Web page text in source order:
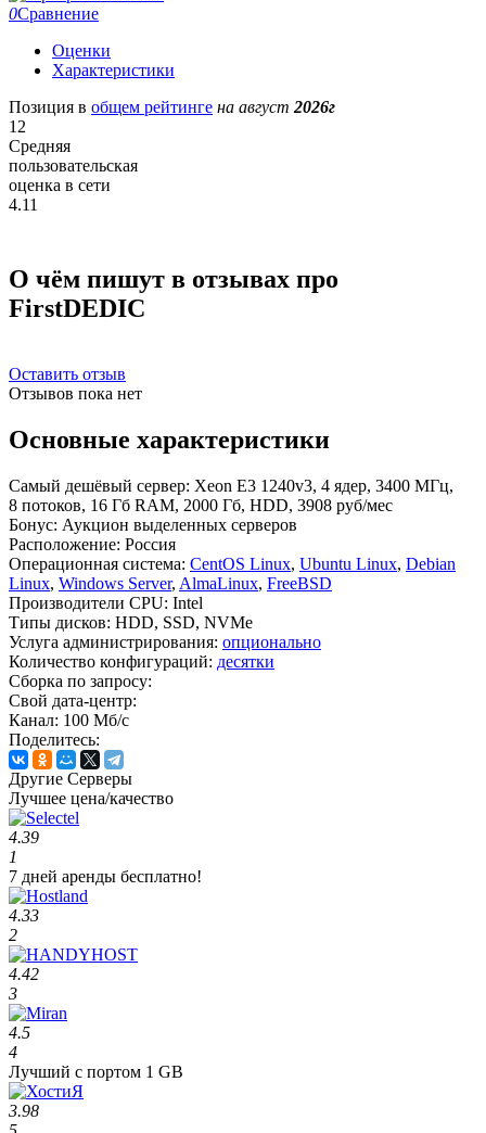
0Сравнение
Оценки
Характеристики
Позиция в общем рейтинге на август 2026г
12
Средняя
пользовательская
оценка в сети
4.11
О чём пишут в отзывах про
FirstDEDIC
Оставить отзыв
Отзывов пока нет
Основные характеристики
Самый дешёвый сервер: Xeon E3 1240v3, 4 ядер, 3400 МГц,
8 потоков, 16 Гб RAM, 2000 Гб, HDD, 3908 руб/мес
Бонус: Аукцион выделенных серверов
Расположение: Россия
Операционная система: CentOS Linux, Ubuntu Linux, Debian
Linux, Windows Server, AlmaLinux, FreeBSD
Производители CPU: Intel
Типы дисков: HDD, SSD, NVMe
Услуга администрирования: опционально
Количество конфигураций: десятки
Сборка по запросу:
Свой дата-центр:
Канал: 100 Мб/с
Поделитесь:
Другие Серверы
Лучшее цена/качество
4.39
1
7 дней аренды бесплатно!
4.33
2
4.42
3
4.5
4
Лучший с портом 1 GB
3.98